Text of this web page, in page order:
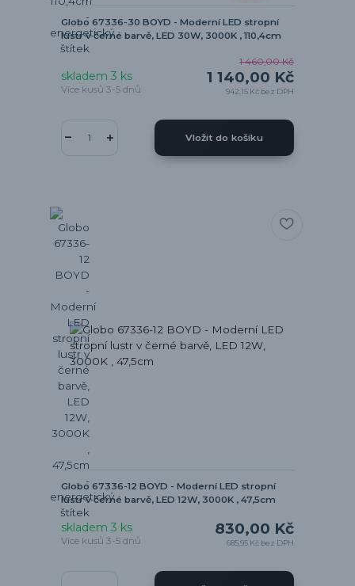
Globo 67336-30 BOYD - Moderní LED stropní
lustr v černé barvě, LED 30W, 3000K , 110,4cm
1 460,00 Kč
1 140,00 Kč
942,15 Kč bez DPH
skladem 3 ks
Více kusů 3-5 dnů
Vložit do košíku
Globo 67336-12 BOYD - Moderní LED stropní
lustr v černé barvě, LED 12W, 3000K , 47,5cm
830,00 Kč
685,95 Kč bez DPH
skladem 3 ks
Více kusů 3-5 dnů